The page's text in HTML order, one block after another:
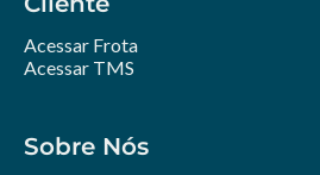
Acessar Frota
Acessar TMS
Sobre Nós